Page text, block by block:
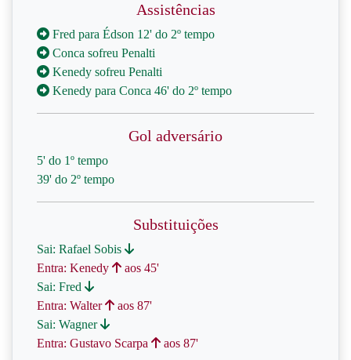
Assistências
Fred para Édson 12' do 2º tempo
Conca sofreu Penalti
Kenedy sofreu Penalti
Kenedy para Conca 46' do 2º tempo
Gol adversário
5' do 1º tempo
39' do 2º tempo
Substituições
Sai: Rafael Sobis
Entra: Kenedy
aos 45'
Sai: Fred
Entra: Walter
aos 87'
Sai: Wagner
Entra: Gustavo Scarpa
aos 87'